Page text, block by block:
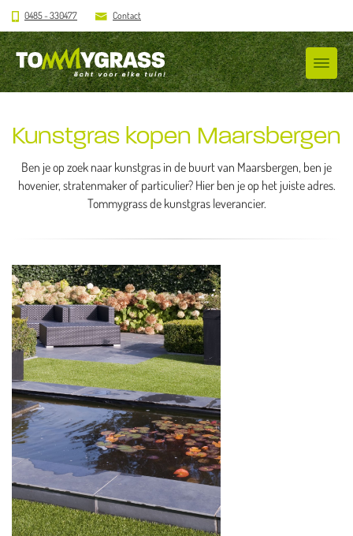
0485 - 330477 Contact
Kunstgras kopen Maarsbergen
Ben je op zoek naar kunstgras in de buurt van Maarsbergen, ben je
hovenier, stratenmaker of particulier? Hier ben je op het juiste adres.
Tommygrass de kunstgras leverancier.